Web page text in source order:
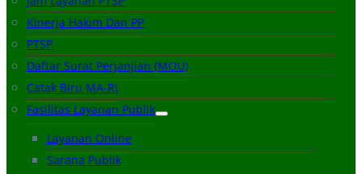
Kinerja Hakim Dan PP
PTSP
Daftar Surat Perjanjian (MOU)
Catak Biru MA-RI
Fasilitas Layanan Publik
Layanan Online
Sarana Publik